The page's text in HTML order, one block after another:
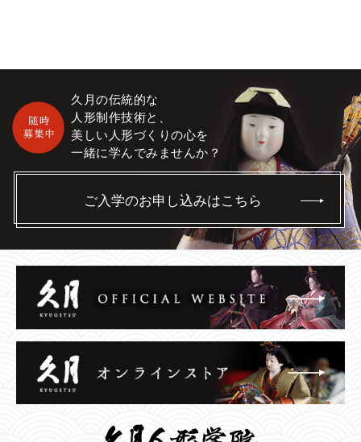
久月の伝統的な
人形制作技術と、
美しい人形づくりの心を
一緒に学んでみませんか？
ご入学のお申し込みはこちら